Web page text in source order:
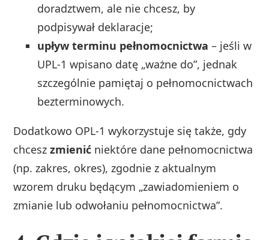
doradztwem, ale nie chcesz, by
podpisywał deklaracje;
upływ terminu pełnomocnictwa – jeśli w
UPL‑1 wpisano datę „ważne do”, jednak
szczególnie pamiętaj o pełnomocnictwach
bezterminowych.
Dodatkowo OPL‑1 wykorzystuje się także, gdy
chceszzmienić niektóre dane pełnomocnictwa
(np. zakres, okres), zgodnie z aktualnym
wzorem druku będącym „zawiadomieniem o
zmianie lub odwołaniu pełnomocnictwa”.